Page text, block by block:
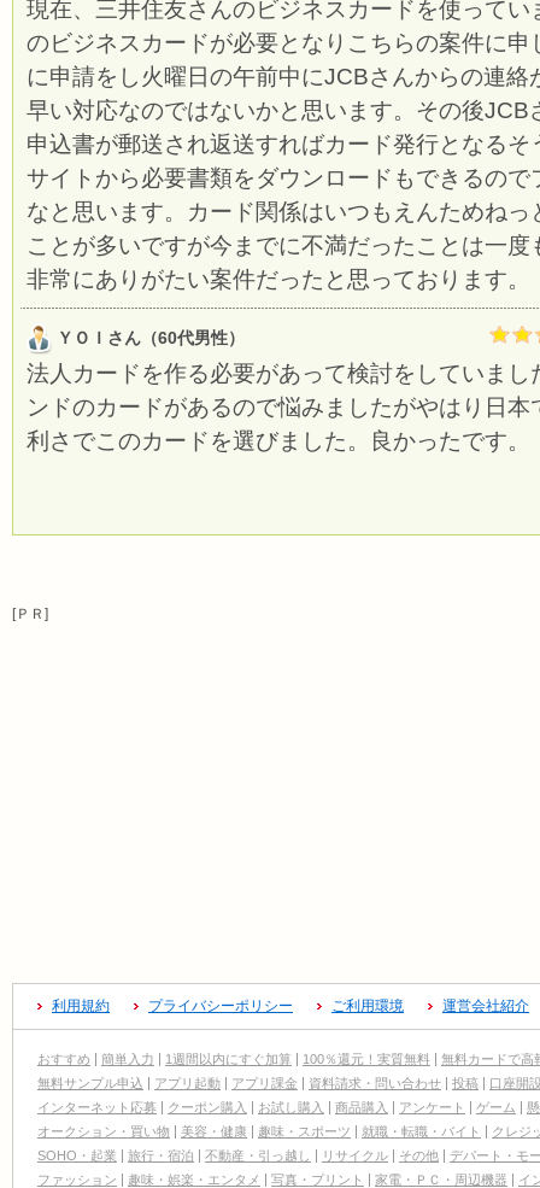
現在、三井住友さんのビジネスカードを使ってい
のビジネスカードが必要となりこちらの案件に申
に申請をし火曜日の午前中にJCBさんからの連絡
早い対応なのではないかと思います。その後JCB
申込書が郵送され返送すればカード発行となる
サイトから必要書類をダウンロードもできるので
なと思います。カード関係はいつもえんためね
ことが多いですが今までに不満だったことは一
非常にありがたい案件だったと思っております。
ＹＯＩさん（60代男性）
法人カードを作る必要があって検討をしていまし
ンドのカードがあるので悩みましたがやはり日
利さでこのカードを選びました。良かったです。
[ＰＲ]
利用規約 プライバシーポリシー ご利用環境 運営会社紹介
おすすめ 簡単入力 1週間以内にすぐ加算 100％還元！実質無料
無料カードで高
無料サンプル申込
アプリ起動 アプリ課金 資料請求・問い合わせ 投稿
口座開
インターネット応募
クーポン購入 お試し購入 商品購入 アンケート ゲーム
オークション・買い物
美容・健康 趣味・スポーツ 就職・転職・バイト
クレジ
SOHO・起業
旅行・宿泊 不動産・引っ越し リサイクル その他
デパート・モ
ファッション
趣味・娯楽・エンタメ 写真・プリント 家電・ＰＣ・周辺機器 イ